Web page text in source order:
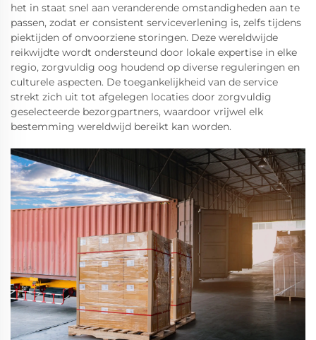
het in staat snel aan veranderende omstandigheden aan te
passen, zodat er consistent serviceverlening is, zelfs tijdens
piektijden of onvoorziene storingen. Deze wereldwijde
reikwijdte wordt ondersteund door lokale expertise in elke
regio, zorgvuldig oog houdend op diverse reguleringen en
culturele aspecten. De toegankelijkheid van de service
strekt zich uit tot afgelegen locaties door zorgvuldig
geselecteerde bezorgpartners, waardoor vrijwel elk
bestemming wereldwijd bereikt kan worden.